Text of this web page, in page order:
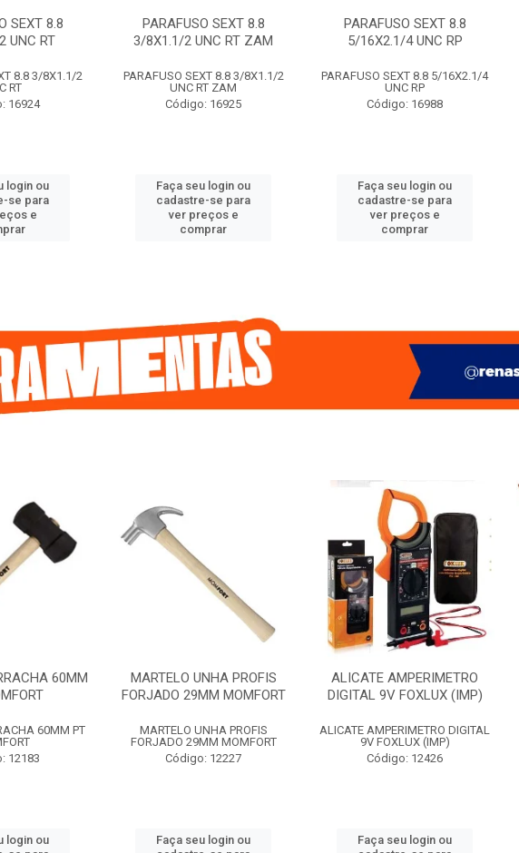
SEXT 8.8
UNC RT
8.8 3/8X1.1/2
RT
16924
login ou
se para
e
PARAFUSO SEXT 8.8
3/8X1.1/2 UNC RT ZAM
PARAFUSO SEXT 8.8 3/8X1.1/2
UNC RT ZAM
Código: 16925
Faça seu login ou
cadastre-se para
ver preços e
comprar
PARAFUSO SEXT 8.8
5/16X2.1/4 UNC RP
PARAFUSO SEXT 8.8 5/16X2.1/4
UNC RP
Código: 16988
Faça seu login ou
cadastre-se para
ver preços e
comprar
60MM
60MM PT
12183
login ou
MARTELO UNHA PROFIS
FORJADO 29MM MOMFORT
MARTELO UNHA PROFIS
FORJADO 29MM MOMFORT
Código: 12227
Faça seu login ou
ALICATE AMPERIMETRO
DIGITAL 9V FOXLUX (IMP)
ALICATE AMPERIMETRO DIGITAL
9V FOXLUX (IMP)
Código: 12426
Faça seu login ou